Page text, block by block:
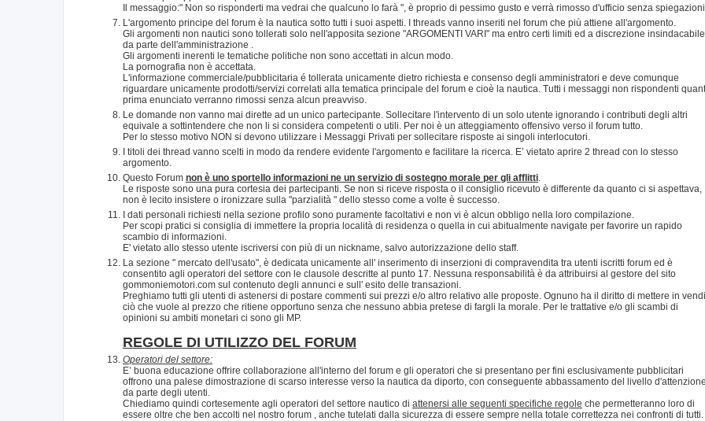
Il messaggio:" Non so risponderti ma vedrai che qualcuno lo farà ", è proprio di pessimo gusto e verrà rimosso d'ufficio senza spiegazioni.
L'argomento principe del forum è la nautica sotto tutti i suoi aspetti. I threads vanno inseriti nel forum che più attiene all'argomento.
Gli argomenti non nautici sono tollerati solo nell'apposita sezione "ARGOMENTI VARI" ma entro certi limiti ed a discrezione insindacabile
da parte dell'amministrazione .
Gli argomenti inerenti le tematiche politiche non sono accettati in alcun modo.
La pornografia non è accettata.
L'informazione commerciale/pubblicitaria é tollerata unicamente dietro richiesta e consenso degli amministratori e deve comunque
riguardare unicamente prodotti/servizi correlati alla tematica principale del forum e cioè la nautica. Tutti i messaggi non rispondenti
prima enunciato verranno rimossi senza alcun preavviso.
Le domande non vanno mai dirette ad un unico partecipante. Sollecitare l'intervento di un solo utente ignorando i contributi degli altri
equivale a sottintendere che non li si considera competenti o utili. Per noi è un atteggiamento offensivo verso il forum tutto.
Per lo stesso motivo NON si devono utilizzare i Messaggi Privati per sollecitare risposte ai singoli interlocutori.
I titoli dei thread vanno scelti in modo da rendere evidente l'argomento e facilitare la ricerca. E’ vietato aprire 2 thread con lo stesso
argomento.
Questo Forum non è uno sportello informazioni ne un servizio di sostegno morale per gli afflitti
Le risposte sono una pura cortesia dei partecipanti. Se non si riceve risposta o il consiglio ricevuto è differente da quanto ci si aspettava,
non è lecito insistere o ironizzare sulla "parzialità " dello stesso come a volte è successo.
I dati personali richiesti nella sezione profilo sono puramente facoltativi e non vi è alcun obbligo nella loro compilazione.
Per scopi pratici si consiglia di immettere la propria località di residenza o quella in cui abitualmente navigate per favorire un rapido
scambio di informazioni.
E' vietato allo stesso utente iscriversi con più di un nickname, salvo autorizzazione dello staff.
La sezione " mercato dell'usato", è dedicata unicamente all' inserimento di inserzioni di compravendita tra utenti iscritti forum ed è
consentito agli operatori del settore con le clausole descritte al punto 17. Nessuna responsabilità è da attribuirsi al gestore del sito
gommoniemotori.com sul contenuto degli annunci e sull' esito delle transazioni.
Preghiamo tutti gli utenti di astenersi di postare commenti sui prezzi e/o altro relativo alle proposte. Ognuno ha il diritto di mettere in
ciò che vuole al prezzo che ritiene opportuno senza che nessuno abbia pretese di fargli la morale. Per le trattative e/o gli scambi di
opinioni su ambiti monetari ci sono gli MP.
REGOLE DI UTILIZZO DEL FORUM
Operatori del settore:
E’ buona educazione offrire collaborazione all'interno del forum e gli operatori che si presentano per fini esclusivamente pubblicitari
offrono una palese dimostrazione di scarso interesse verso la nautica da diporto, con conseguente abbassamento del livello d'attenzione
da parte degli utenti.
Chiediamo quindi cortesemente agli operatori del settore nautico di attenersi alle seguenti specifiche regole che permetteranno loro di
essere oltre che ben accolti nel nostro forum , anche tutelati dalla sicurezza di essere sempre nella totale correttezza nei confronti di tutti.